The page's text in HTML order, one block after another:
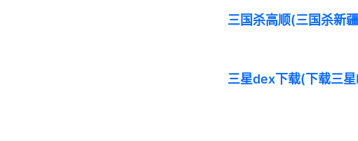
三国杀高顺(三国杀新
三星dex下载(下载三